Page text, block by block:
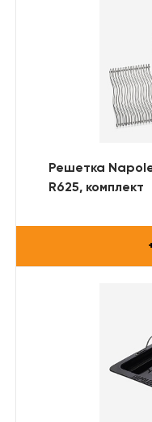
Решетка
R625, комплект